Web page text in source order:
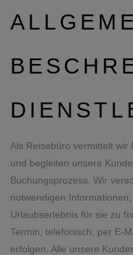
Als Reisebüro vermittelt
und begleiten unsere
Buchungsprozess. Wir
notwendigen
Urlaubserlebnis für sie zu
Termin, telefonisch, per E-
erfolgen. Alle unsere